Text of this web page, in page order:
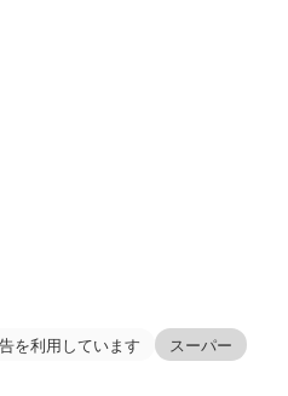
を利用しています
スーパー